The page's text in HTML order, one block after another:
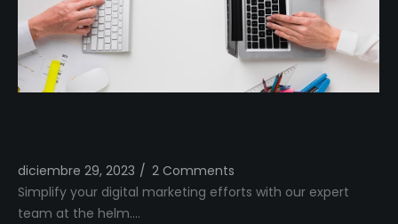
diciembre 29, 2023 / 2 Comments
Simplify your digital marketing efforts with our expert
team at the helm.…